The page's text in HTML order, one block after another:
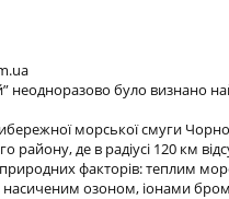
неодноразово було визнано
морської смуги
району, де в радіусі 120 км
факторів: теплим
озоном, іонами